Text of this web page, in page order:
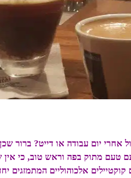
יום עבודה או דייט? ברור
טעם מתוק בפה וראש טוב, כי אין
אלכוהוליים המתמזגים